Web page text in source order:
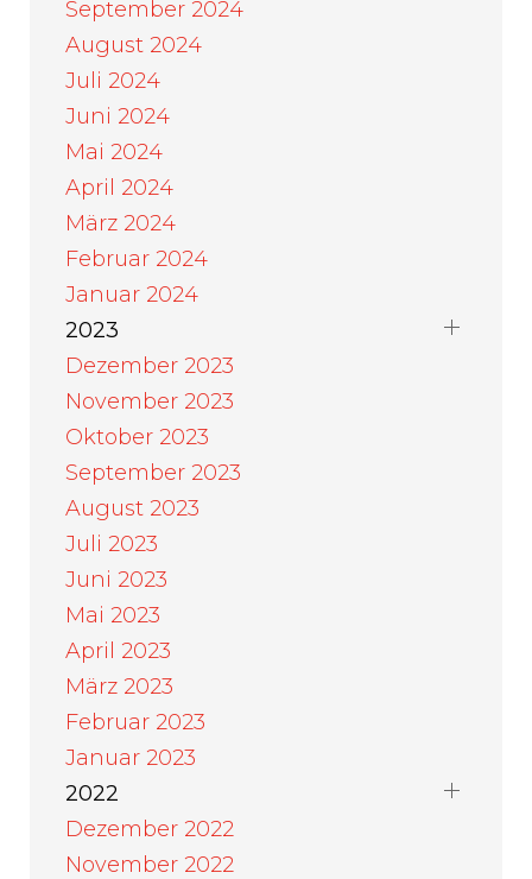
September 2024
August 2024
Juli 2024
Juni 2024
Mai 2024
April 2024
März 2024
Februar 2024
Januar 2024
2023
Dezember 2023
November 2023
Oktober 2023
September 2023
August 2023
Juli 2023
Juni 2023
Mai 2023
April 2023
März 2023
Februar 2023
Januar 2023
2022
Dezember 2022
November 2022